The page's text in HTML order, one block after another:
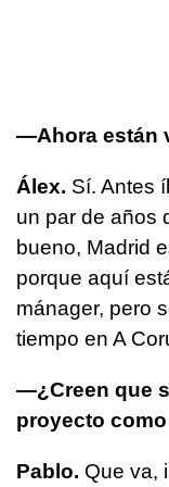
—Ahora están
Álex. Sí. Antes
un par de años
bueno, Madrid
porque aquí
mánager, pero
tiempo en A
—¿Creen que
proyecto
Pablo. Que va,